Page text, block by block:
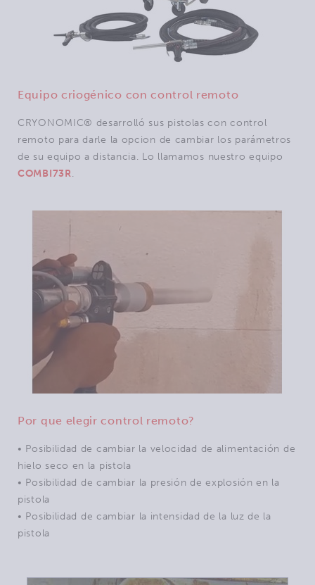
Equipo criogénico con control remoto
CRYONOMIC® desarrolló sus pistolas con control
remoto para darle la opcion de cambiar los parámetros
de su equipo a distancia. Lo llamamos nuestro equipo
COMBI73R.
Por que elegir control remoto?
• Posibilidad de cambiar la velocidad de alimentación de
hielo seco en la pistola
• Posibilidad de cambiar la presión de explosión en la
pistola
• Posibilidad de cambiar la intensidad de la luz de la
pistola